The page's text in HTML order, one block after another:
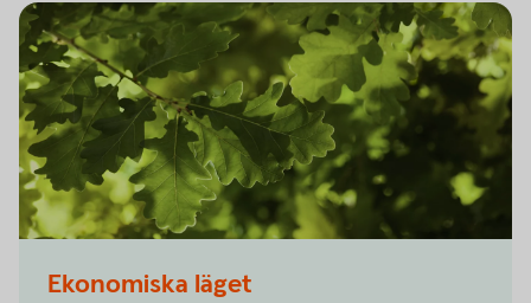
Ekonomiska läget